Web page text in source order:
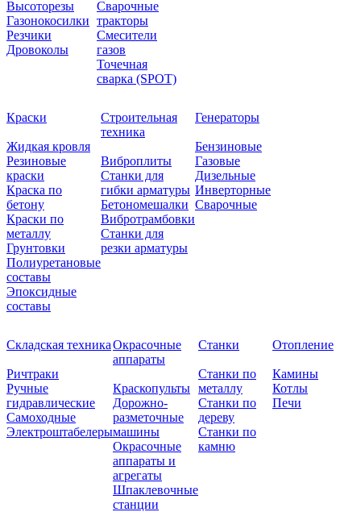
Высоторезы
Газонокосилки
Резчики
Дровоколы
Сварочные
тракторы
Смесители
газов
Точечная
сварка (SPOT)
Краски
Жидкая кровля
Резиновые
краски
Краска по
бетону
Краски по
металлу
Грунтовки
Полиуретановые
составы
Эпоксидные
составы
Строительная
техника
Виброплиты
Станки для
гибки арматуры
Бетономешалки
Вибротрамбовки
Станки для
резки арматуры
Генераторы
Бензиновые
Газовые
Дизельные
Инверторные
Сварочные
Складская техника
Ричтраки
Ручные
гидравлические
Самоходные
Электроштабелеры
Окрасочные
аппараты
Краскопульты
Дорожно-
разметочные
машины
Окрасочные
аппараты и
агрегаты
Шпаклевочные
станции
Станки
Станки по
металлу
Станки по
дереву
Станки по
камню
Отопление
Камины
Котлы
Печи